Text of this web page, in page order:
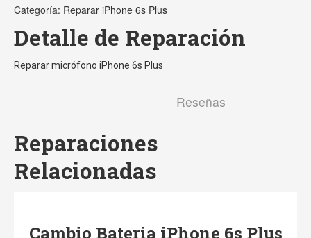
Categoría: Reparar iPhone 6s Plus
Detalle de Reparación
Reparar micrófono iPhone 6s Plus
Reseñas
Reparaciones
Relacionadas
Cambio Bateria iPhone 6s Plus